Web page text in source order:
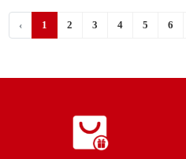
‹ 1 2 3 4 5 6